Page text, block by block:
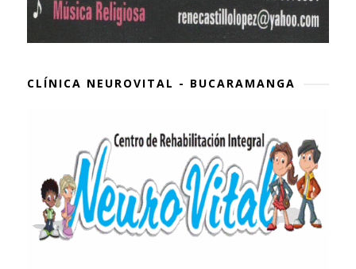
CLÍNICA NEUROVITAL - BUCARAMANGA